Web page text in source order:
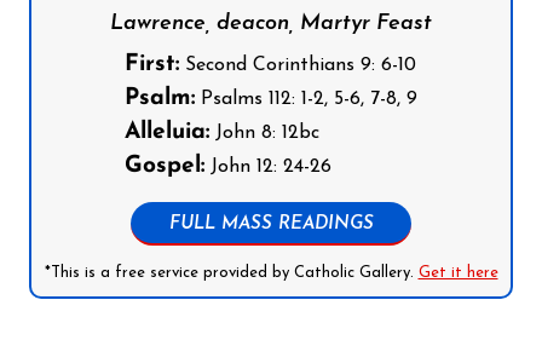
Lawrence, deacon, Martyr Feast
First: Second Corinthians 9: 6-10
Psalm: Psalms 112: 1-2, 5-6, 7-8, 9
Alleluia: John 8: 12bc
Gospel: John 12: 24-26
FULL MASS READINGS
*This is a free service provided by Catholic Gallery. Get it here